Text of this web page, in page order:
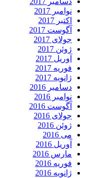
نوامبر 2017
اکتبر 2017
آگوست 2017
جولای 2017
ژوئن 2017
آوریل 2017
فوریه 2017
ژانویه 2017
دسامبر 2016
نوامبر 2016
آگوست 2016
جولای 2016
ژوئن 2016
می 2016
آوریل 2016
مارس 2016
فوریه 2016
ژانویه 2016